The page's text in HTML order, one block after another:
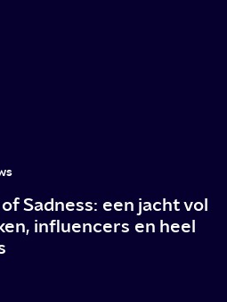
Sadness: een jacht vol
influencers en heel